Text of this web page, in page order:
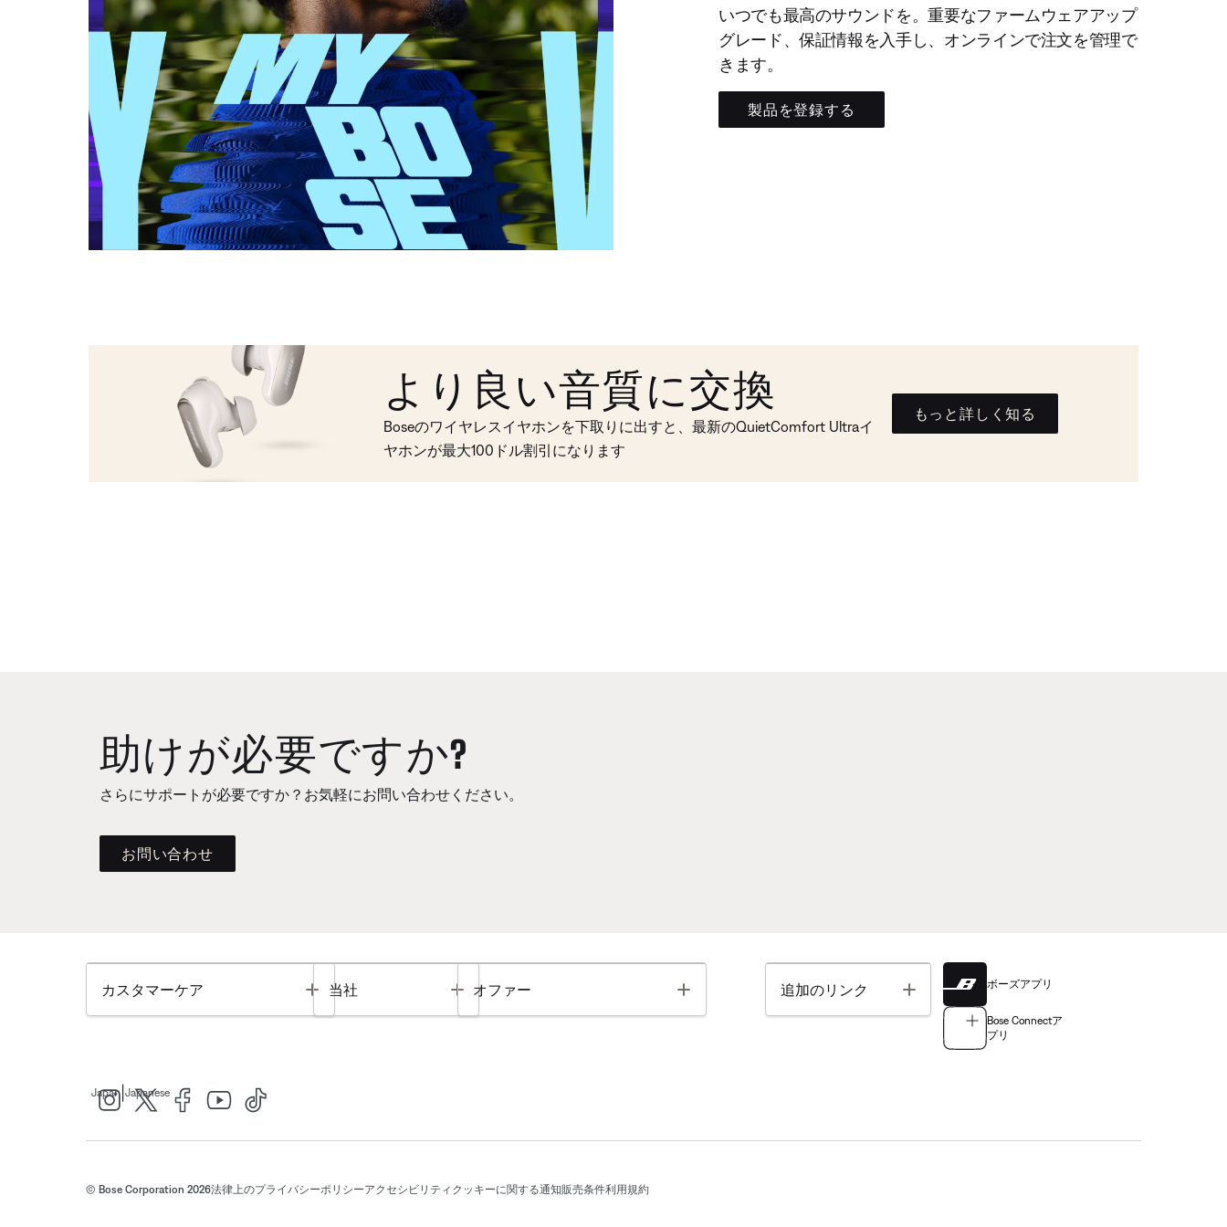
いつでも最高のサウンドを。重要なファームウェアアップ
グレード、保証情報を入手し、オンラインで注文を管理で
きます。
製品を登録する
より良い音質に交換
Boseのワイヤレスイヤホンを下取りに出すと、最新のQuietComfort Ultraイ
ヤホンが最大100ドル割引になります
もっと詳しく知る
助けが必要ですか?
さらにサポートが必要ですか？お気軽にお問い合わせください。
お問い合わせ
カスタマーケア Toggle
当社 Toggle
オファー Toggle 追加のリンク Toggle ボーズアプリ
Bose Connectア
プリ
Japan Japanese
© Bose Corporation 2026法律上のプライバシーポリシーアクセシビリティ クッキーに関する通知販売条件利用規約